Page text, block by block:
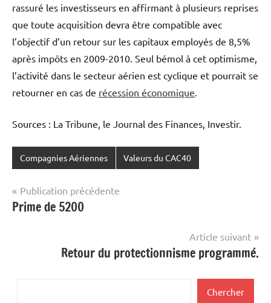
rassuré les investisseurs en affirmant à plusieurs reprises
que toute acquisition devra être compatible avec
l’objectif d’un retour sur les capitaux employés de 8,5%
après impôts en 2009-2010. Seul bémol à cet optimisme,
l’activité dans le secteur aérien est cyclique et pourrait se
retourner en cas de récession économique
Sources : La Tribune, le Journal des Finances, Investir.
Compagnies Aériennes Valeurs du CAC40
Navigation
de
Publication précédente
Prime de 5200
Article suivant
Retour du protectionnisme programmé.
Chercher